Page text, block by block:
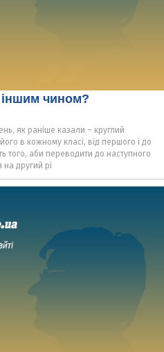
іншим чином?
як раніше казали – круглий
в кожному класі, від першого і до
того, аби переводити до наступного
другий рі